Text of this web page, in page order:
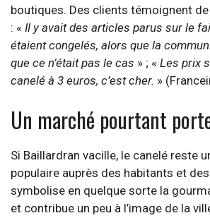
boutiques. Des clients témoignent
: « Il y avait des articles parus sur le
étaient congelés, alors que la
que ce n’était pas le cas » ; « Les prix
canelé à 3 euros, c’est cher. »
Un marché pourtant
Si Baillardran vacille, le canelé reste
populaire auprès des habitants et
symbolise en quelque sorte la
et contribue un peu à l’image de la